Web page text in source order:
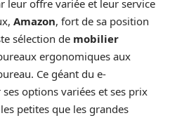
leur offre variée et leur service
Amazon, fort de sa position
sélection de mobilier
ergonomiques aux
Ce géant du e-
options variées et ses prix
petites que les grandes